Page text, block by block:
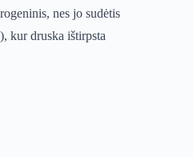
nes jo sudėtis
kur druska ištirpsta